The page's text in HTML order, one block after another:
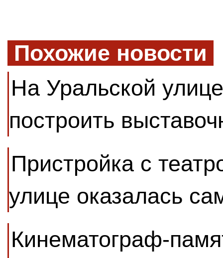
Похожие новости
На Уральской
построить
Пристройка с
улице оказалась
Кинематограф-